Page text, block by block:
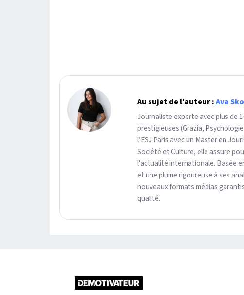
Au sujet de l'auteur :Ava
Journaliste experte avec plus de
prestigieuses (Grazia,
l’ESJ Paris avec un Master en
Société et Culture, elle assure
l'actualité internationale. Basée
et une plume rigoureuse à ses
nouveaux formats médias
qualité.